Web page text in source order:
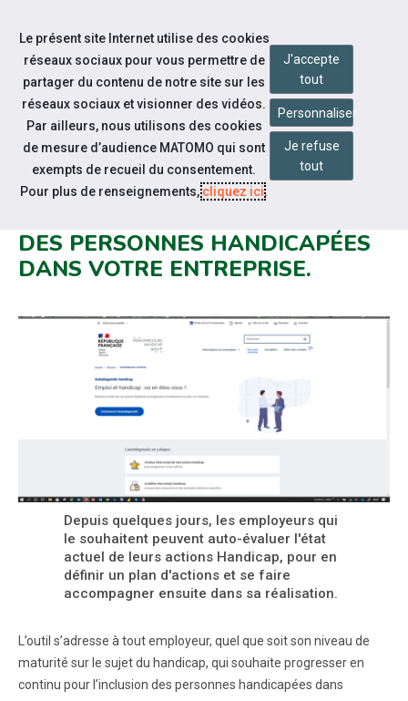
Aller au contenu
Notre actualité
AUTO-ÉVALUEZ LA MATURITÉ DE
DES PERSONNES HANDICAPÉES
DANS VOTRE ENTREPRISE.
Depuis quelques jours, les employeurs qui
le souhaitent peuvent auto-évaluer l'état
actuel de leurs actions Handicap, pour en
définir un plan d'actions et se faire
accompagner ensuite dans sa réalisation.
L’outil s’adresse à tout employeur, quel que soit son niveau de
maturité sur le sujet du handicap, qui souhaite progresser en
continu pour l’inclusion des personnes handicapées dans
Le présent site Internet utilise des cookies
réseaux sociaux pour vous permettre de
partager du contenu de notre site sur les
réseaux sociaux et visionner des vidéos.
Par ailleurs, nous utilisons des cookies
de mesure d’audience MATOMO qui sont
exempts de recueil du consentement.
Pour plus de renseignements,cliquez ici.
J'accepte
tout
Personnaliser
Je refuse
tout